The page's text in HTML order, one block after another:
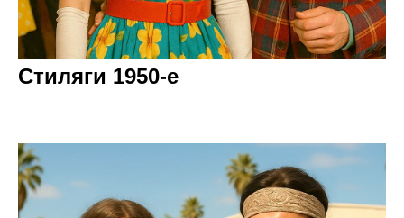
Стиляги 1950-е